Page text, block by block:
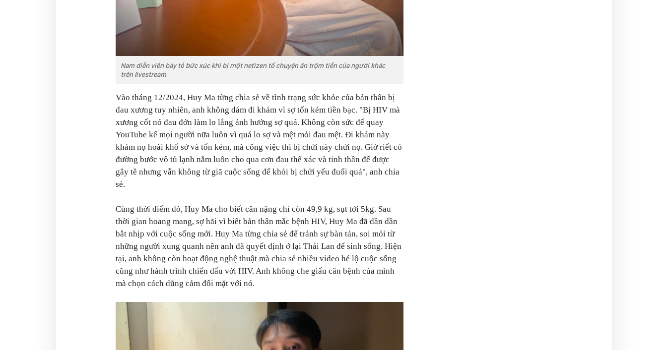
Nam diễn viên bày tỏ bức xúc khi bị một netizen tố chuyện ăn trộm tiền của người khác
trên livestream
Vào tháng 12/2024, Huy Ma từng chia sẻ về tình trạng sức khỏe của bản thân bị
đau xương tuy nhiên, anh không dám đi khám vì sợ tốn kém tiền bạc. "Bị HIV mà
xương cốt nó đau đớn làm lo lắng ảnh hưởng sợ quá. Không còn sức để quay
YouTube kể mọi người nữa luôn vì quá lo sợ và mệt mỏi đau mệt. Đi khám này
khám nọ hoài khổ sở và tốn kém, mà công việc thì bị chửi này chửi nọ. Giờ riết có
đường bước vô tủ lạnh nằm luôn cho qua cơn đau thể xác và tinh thần để được
gây tê nhưng vẫn không từ giã cuộc sống để khỏi bị chửi yếu đuối quá", anh chia
sẻ.
Cùng thời điểm đó, Huy Ma cho biết cân nặng chỉ còn 49,9 kg, sụt tới 5kg. Sau
thời gian hoang mang, sợ hãi vì biết bản thân mắc bệnh HIV, Huy Ma đã dần dần
bắt nhịp với cuộc sống mới. Huy Ma từng chia sẻ để tránh sự bàn tán, soi mói từ
những người xung quanh nên anh đã quyết định ở lại Thái Lan để sinh sống. Hiện
tại, anh không còn hoạt động nghệ thuật mà chia sẻ nhiều video hé lộ cuộc sống
cũng như hành trình chiến đấu với HIV. Anh không che giấu căn bệnh của mình
mà chọn cách dũng cảm đối mặt với nó.